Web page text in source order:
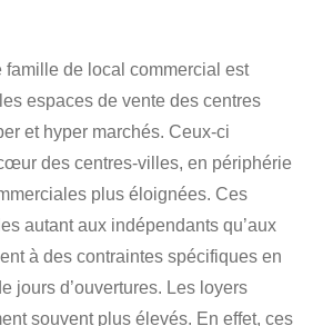
famille de local commercial est
espaces de vente des centres
et hyper marchés. Ceux-ci
des centres-villes, en périphérie
plus éloignées. Ces
autant aux indépendants qu’aux
à des contraintes spécifiques en
jours d’ouvertures. Les loyers
souvent plus élevés. En effet, ces